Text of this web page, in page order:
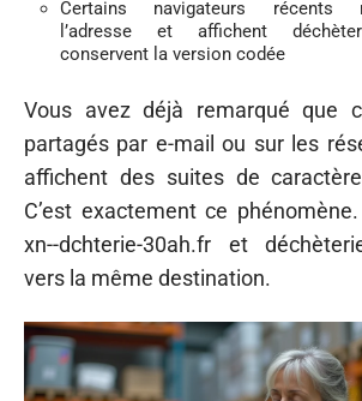
Certains navigateurs récents
l’adresse et affichent
conservent la version codée
Vous avez déjà remarqué que
partagés par e-mail ou sur les
affichent des suites de
C’est exactement ce
xn--dchterie-30ah.fr et
vers la même destination.